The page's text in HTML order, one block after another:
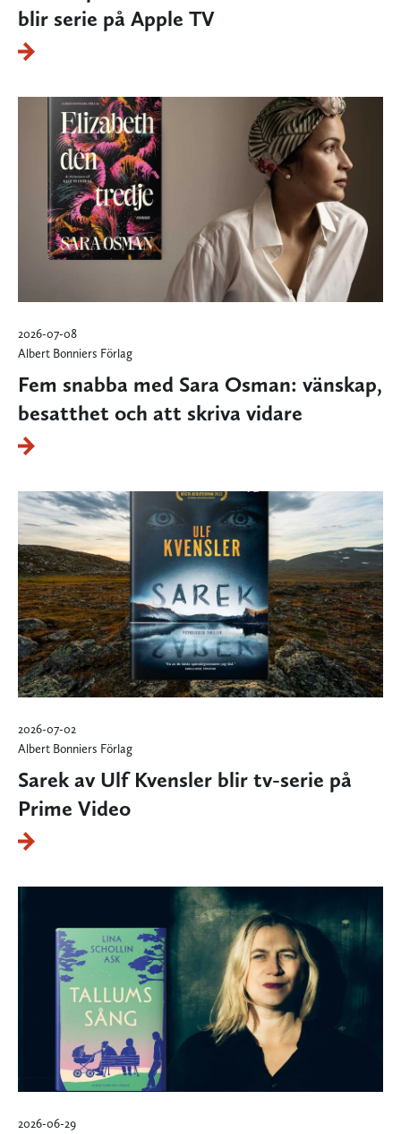
blir serie på Apple TV
2026-07-08
Albert Bonniers Förlag
Fem snabba med Sara Osman: vänskap,
besatthet och att skriva vidare
2026-07-02
Albert Bonniers Förlag
Sarek av Ulf Kvensler blir tv-serie på
Prime Video
2026-06-29